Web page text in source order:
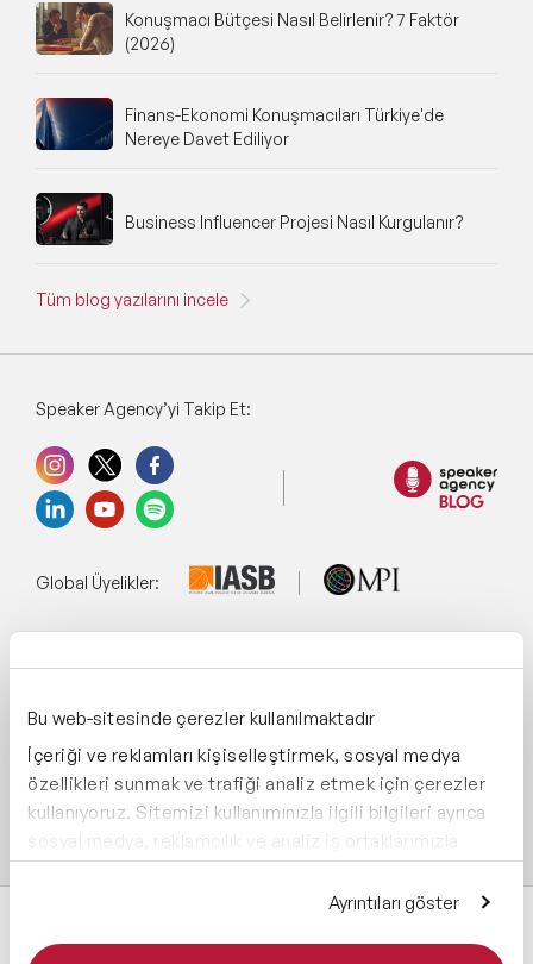
Bu web-sitesinde çerezler kullanılmaktadır
İçeriği ve reklamları kişiselleştirmek, sosyal medya
özellikleri sunmak ve trafiği analiz etmek için çerezler
kullanıyoruz. Sitemizi kullanımınızla ilgili bilgileri ayrıca
sosyal medya, reklamcılık ve analiz iş ortaklarımızla
paylaşabiliriz. İş ortaklarımız, bu bilgileri kendilerine
sağladığınız veya hizmetlerini kullanırken topladıkları
Ayrıntıları göster
Konuşmacı Bütçesi Nasıl Belirlenir? 7 Faktör
(2026)
Finans-Ekonomi Konuşmacıları Türkiye'de
Nereye Davet Ediliyor
Business Influencer Projesi Nasıl Kurgulanır?
Tüm blog yazılarını incele
Speaker Agency’yi Takip Et:
Global Üyelikler:
Destekliyoruz: